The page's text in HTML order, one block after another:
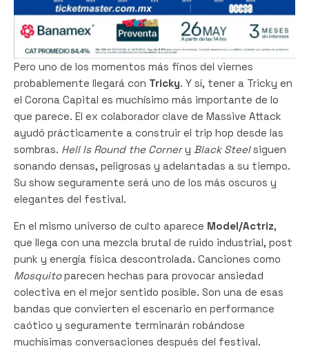
Pero uno de los momentos más finos del viernes
probablemente llegará con Tricky. Y sí, tener a Tricky en
el Corona Capital es muchísimo más importante de lo
que parece. El ex colaborador clave de Massive Attack
ayudó prácticamente a construir el trip hop desde las
sombras. Hell Is Round the Cornery Black Steelsiguen
sonando densas, peligrosas y adelantadas a su tiempo.
Su show seguramente será uno de los más oscuros y
elegantes del festival.
En el mismo universo de culto aparece Model/Actriz,
que llega con una mezcla brutal de ruido industrial, post
punk y energía física descontrolada. Canciones como
Mosquitoparecen hechas para provocar ansiedad
colectiva en el mejor sentido posible. Son una de esas
bandas que convierten el escenario en performance
caótico y seguramente terminarán robándose
muchísimas conversaciones después del festival.